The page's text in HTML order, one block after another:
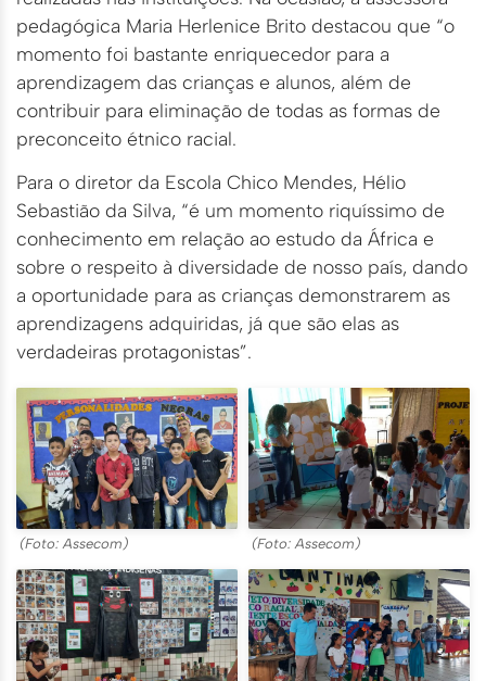
pedagógica Maria Herlenice Brito destacou que “o
momento foi bastante enriquecedor para a
aprendizagem das crianças e alunos, além de
contribuir para eliminação de todas as formas de
preconceito étnico racial.
Para o diretor da Escola Chico Mendes, Hélio
Sebastião da Silva, “é um momento riquíssimo de
conhecimento em relação ao estudo da África e
sobre o respeito à diversidade de nosso país, dando
a oportunidade para as crianças demonstrarem as
aprendizagens adquiridas, já que são elas as
verdadeiras protagonistas”.
(Foto: Assecom) (Foto: Assecom)